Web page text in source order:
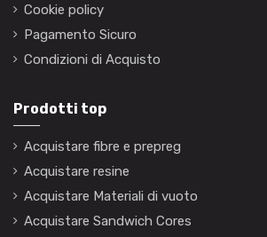
Cookie policy
Pagamento Sicuro
Condizioni di Acquisto
Prodotti top
Acquistare fibre e prepreg
Acquistare resine
Acquistare Materiali di vuoto
Acquistare Sandwich Cores